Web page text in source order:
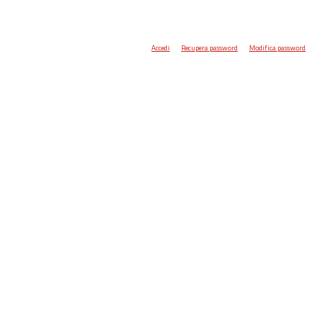
Accedi Recupera password Modifica password